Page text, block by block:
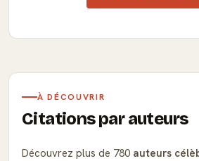
À DÉCOUVRIR
Citations par auteurs
Découvrez plus de 780 auteurs